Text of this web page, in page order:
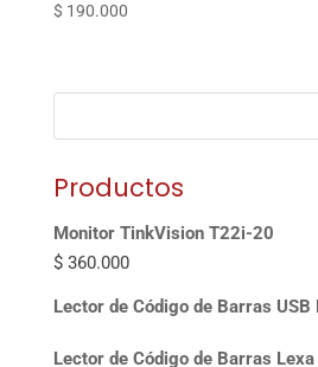
$ 190.000
Productos
Monitor TinkVision T22i-20
$360.000
Lector de Código de Barras
Lector de Código de Barras